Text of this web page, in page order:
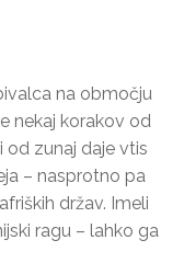
na območju
nekaj korakov od
od zunaj daje vtis
– nasprotno pa
držav. Imeli
ragu – lahko ga